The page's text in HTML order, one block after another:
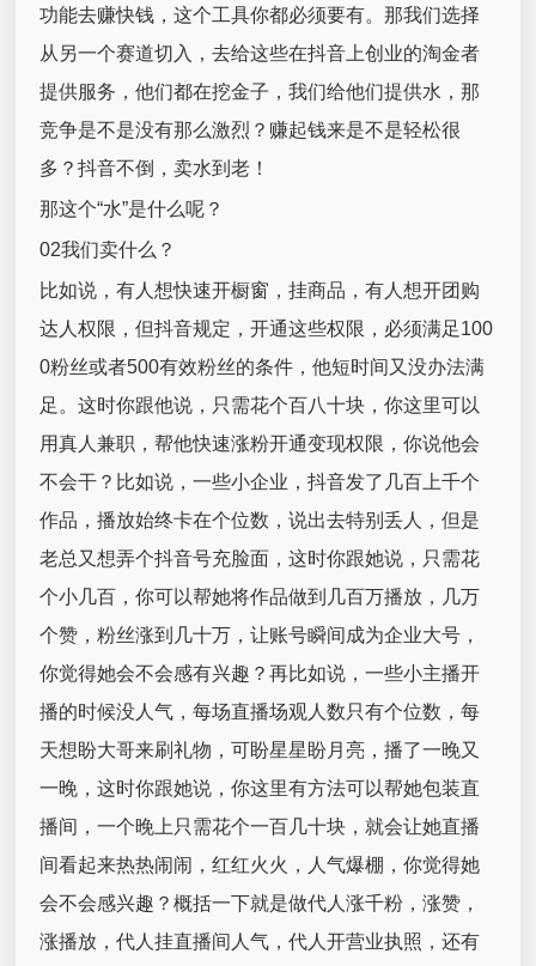
功能去赚快钱，这个工具你都必须要有。那我们选择
从另一个赛道切入，去给这些在抖音上创业的淘金者
提供服务，他们都在挖金子，我们给他们提供水，那
竞争是不是没有那么激烈？赚起钱来是不是轻松很
多？抖音不倒，卖水到老！
那这个“水”是什么呢？
02我们卖什么？
比如说，有人想快速开橱窗，挂商品，有人想开团购
达人权限，但抖音规定，开通这些权限，必须满足100
0粉丝或者500有效粉丝的条件，他短时间又没办法满
足。这时你跟他说，只需花个百八十块，你这里可以
用真人兼职，帮他快速涨粉开通变现权限，你说他会
不会干？比如说，一些小企业，抖音发了几百上千个
作品，播放始终卡在个位数，说出去特别丢人，但是
老总又想弄个抖音号充脸面，这时你跟她说，只需花
个小几百，你可以帮她将作品做到几百万播放，几万
个赞，粉丝涨到几十万，让账号瞬间成为企业大号，
你觉得她会不会感有兴趣？再比如说，一些小主播开
播的时候没人气，每场直播场观人数只有个位数，每
天想盼大哥来刷礼物，可盼星星盼月亮，播了一晚又
一晚，这时你跟她说，你这里有方法可以帮她包装直
播间，一个晚上只需花个一百几十块，就会让她直播
间看起来热热闹闹，红红火火，人气爆棚，你觉得她
会不会感兴趣？概括一下就是做代人涨千粉，涨赞，
涨播放，代人挂直播间人气，代人开营业执照，还有